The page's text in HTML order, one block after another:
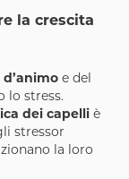
la crescita
e del
lo stress.
dei capelli è
stressor
la loro